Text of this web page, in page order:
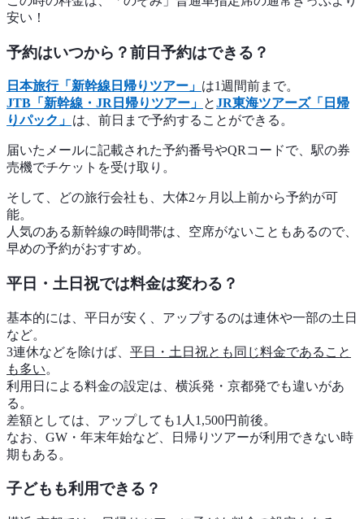
安い！
予約はいつから？前日予約はできる？
日本旅行「新幹線日帰りツアー」 は1週間前まで。
JTB「新幹線・JR日帰りツアー」 とJR東海ツアーズ「日帰
りパック」 は、前日まで予約することができる。
届いたメールに記載された予約番号やQRコードで、駅の券
売機でチケットを受け取り。
そして、どの旅行会社も、大体2ヶ月以上前から予約が可
能。
人気のある新幹線の時間帯は、空席がないこともあるので、
早めの予約がおすすめ。
平日・土日祝では料金は変わる？
基本的には、平日が安く、アップするのは連休や一部の土日
など。
3連休などを除けば、 平日・土日祝とも同じ料金であること
も多い。
利用日による料金の設定は、横浜発・京都発でも違いがあ
る。
差額としては、アップしても1人1,500円前後。
なお、GW・年末年始など、日帰りツアーが利用できない時
期もある。
子どもも利用できる？